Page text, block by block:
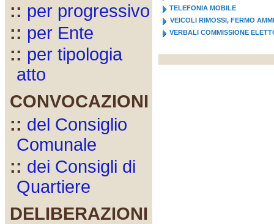
:: per progressivo
:: per Ente
:: per tipologia
atto
CONVOCAZIONI
:: del Consiglio
Comunale
:: dei Consigli di
Quartiere
DELIBERAZIONI
TELEFONIA MOBILE
VEICOLI RIMOSSI, FERMO
VERBALI COMMISSIONE